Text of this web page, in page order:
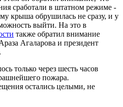
сработали в штатном режиме -
крыша обрушилась не сразу, и у
выйти. На это в
также обратил внимание
Агаларова и президент
только через шесть часов
пожара.
остались целыми, не